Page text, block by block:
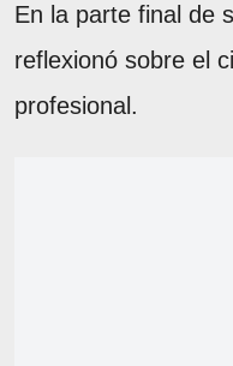
En la parte final de
reflexionó sobre el
profesional.